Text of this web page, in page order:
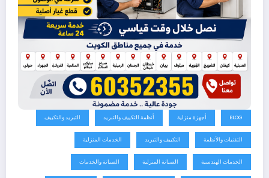
BLOG أجهزة منزلية أنظمة التكييف والتبريد التبريد والتكييف
التقنيات والأنظمة التكييف والتبريد الخدمات المنزلية
الخدمات الهندسية الصيانة المنزلية الصيانة والخدمات